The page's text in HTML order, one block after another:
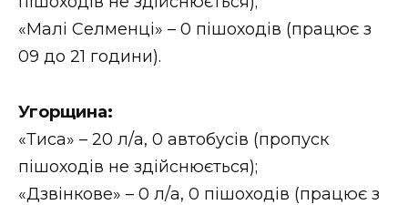
«Малі Селменці» – 0 пішоходів (працює з
09 до 21 години).
Угорщина:
«Тиса» – 20 л/а, 0 автобусів (пропуск
пішоходів не здійснюється);
«Дзвінкове» – 0 л/а, 0 пішоходів (працює з